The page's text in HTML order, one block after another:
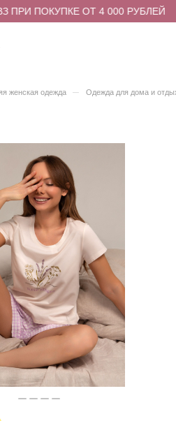
ПОКУПКЕ ОТ 4 000 РУБЛЕЙ
женская одежда – Одежда для дома и